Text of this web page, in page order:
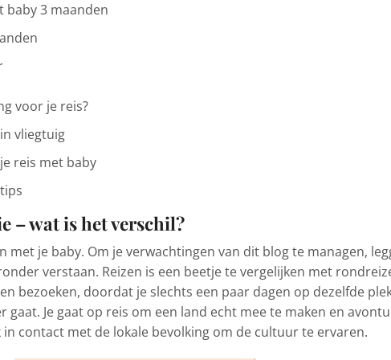
baby 3 maanden
voor je reis?
vliegtuig
reis met baby
– wat is het verschil?
met je baby. Om je verwachtingen van dit blog te managen,
verstaan. Reizen is een beetje te vergelijken met
bezoeken, doordat je slechts een paar dagen op dezelfde
gaat. Je gaat op reis om een land echt mee te maken en
in contact met de lokale bevolking om de cultuur te ervaren.